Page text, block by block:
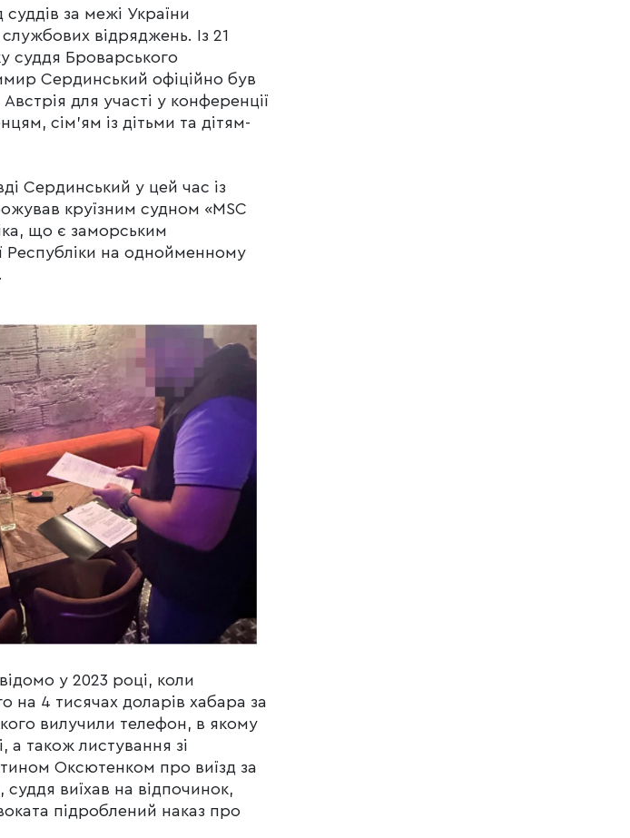
за межі України
відряджень. Із 21
суддя Броварського
Сердинський офіційно був
для участі у конференції
сім’ям із дітьми та дітям-
Сердинський у цей час із
круїзним судном «MSC
що є заморським
Республіки на однойменному
у 2023 році, коли
на 4 тисячах доларів хабара за
вилучили телефон, в якому
а також листування зі
Оксютенком про виїзд за
виїхав на відпочинок,
підроблений наказ про